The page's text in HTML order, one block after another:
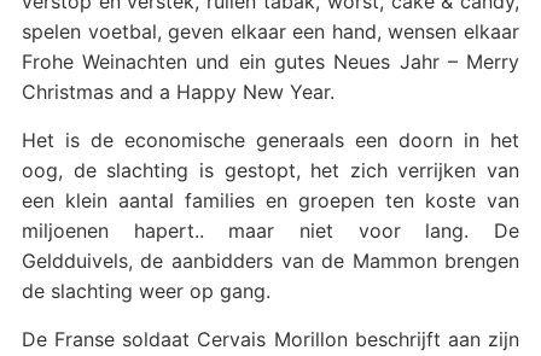
spelen voetbal, geven elkaar een hand, wensen elkaar
Frohe Weinachten und ein gutes Neues Jahr – Merry
Christmas and a Happy New Year.
Het is de economische generaals een doorn in het
oog, de slachting is gestopt, het zich verrijken van
een klein aantal families en groepen ten koste van
miljoenen hapert.. maar niet voor lang. De
Geldduivels, de aanbidders van de Mammon brengen
de slachting weer op gang.
De Franse soldaat Cervais Morillon beschrijft aan zijn